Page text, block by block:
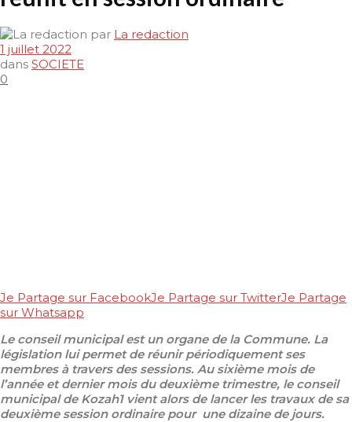
par La redaction
1 juillet 2022
dans SOCIETE
0
Je Partage sur FacebookJe Partage sur TwitterJe Partage
sur Whatsapp
Le conseil municipal est un organe de la Commune. La
législation lui permet de réunir périodiquement ses
membres à travers des sessions. Au sixième mois de
l’année et dernier mois du deuxième trimestre, le conseil
municipal de Kozah1 vient alors de lancer les travaux de sa
deuxième session ordinaire pour une dizaine de jours.